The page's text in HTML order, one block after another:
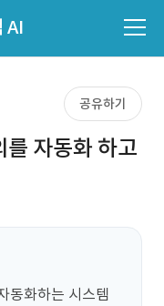
AI
공유하기
자동화 하고
동화하는 시스템